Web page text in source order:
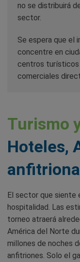
no se distribuirá
sector.
Se espera que el
concentre en
centros turísticos
comerciales
Turismo
Hoteles,
El sector que siente
hospitalidad. Las
torneo atraerá
América del Norte
millones de noches
anfitriones. Solo el